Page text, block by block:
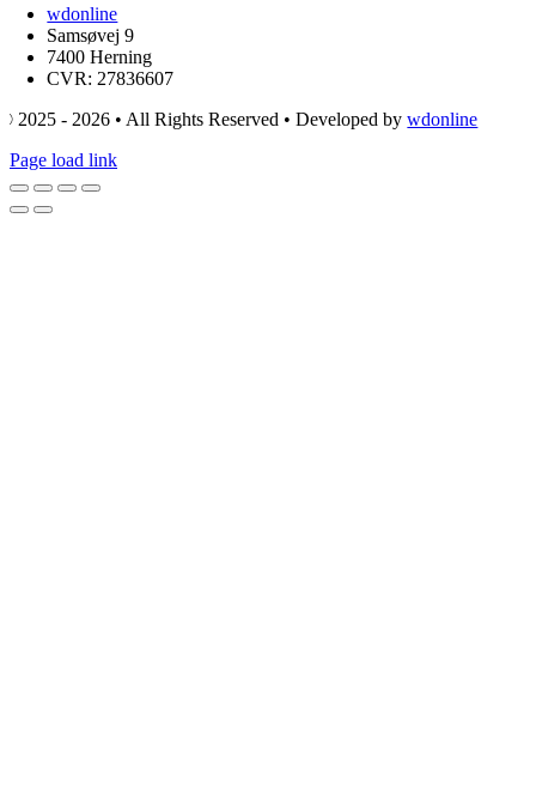
wdonline
Samsøvej 9
7400 Herning
CVR: 27836607
© 2025 - 2026 • All Rights Reserved • Developed bywdonline
Page load link